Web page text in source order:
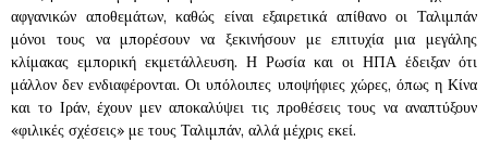
αφγανικών αποθεμάτων, καθώς είναι εξαιρετικά απίθανο οι Ταλιμπάν
μόνοι τους να μπορέσουν να ξεκινήσουν με επιτυχία μια μεγάλης
κλίμακας εμπορική εκμετάλλευση. Η Ρωσία και οι ΗΠΑ έδειξαν ότι
μάλλον δεν ενδιαφέρονται. Οι υπόλοιπες υποψήφιες χώρες, όπως η Κίνα
και το Ιράν, έχουν μεν αποκαλύψει τις προθέσεις τους να αναπτύξουν
«φιλικές σχέσεις» με τους Ταλιμπάν, αλλά μέχρις εκεί.